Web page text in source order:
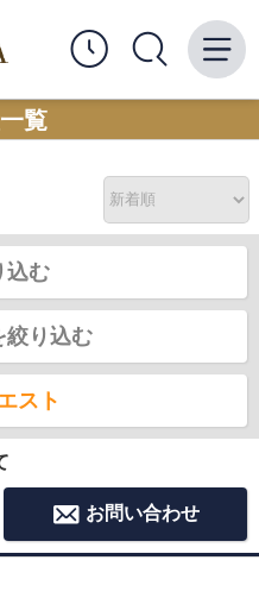
覧
込む
絞り込む
スト
お問い合わせ